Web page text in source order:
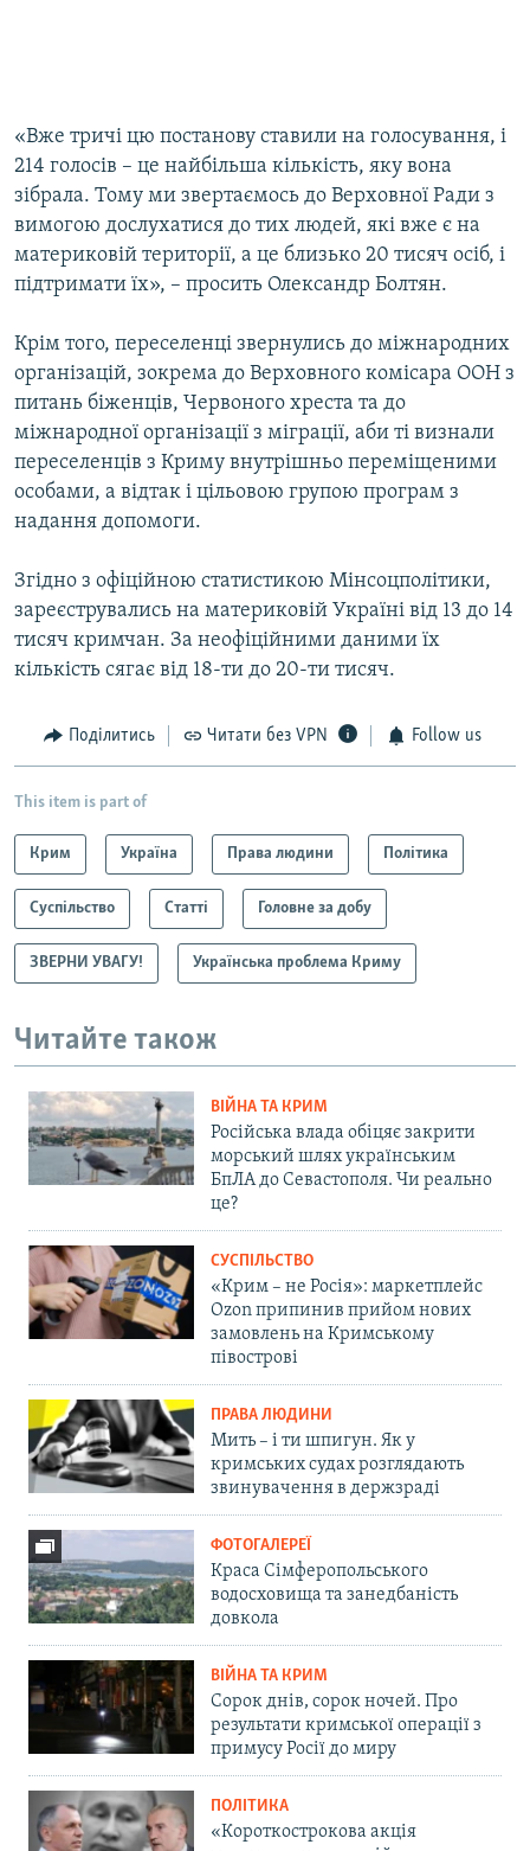
«Вже тричі цю постанову ставили на голосування, і
214 голосів – це найбільша кількість, яку вона
зібрала. Тому ми звертаємось до Верховної Ради з
вимогою дослухатися до тих людей, які вже є на
материковій території, а це близько 20 тисяч осіб, і
підтримати їх», – просить Олександр Болтян.
Крім того, переселенці звернулись до міжнародних
організацій, зокрема до Верховного комісара ООН з
питань біженців, Червоного хреста та до
міжнародної організації з міграції, аби ті визнали
переселенців з Криму внутрішньо переміщеними
особами, а відтак і цільовою групою програм з
надання допомоги.
Згідно з офіційною статистикою Мінсоцполітики,
зареєструвались на материковій Україні від 13 до 14
тисяч кримчан. За неофіційними даними їх
кількість сягає від 18-ти до 20-ти тисяч.
Поділитись Читати без VPN Follow us
This item is part of
Крим Україна Права людини Політика
Суспільство Статті Головне за добу
ЗВЕРНИ УВАГУ! Українська проблема Криму
Читайте також
ВІЙНА ТА КРИМ
Російська влада обіцяє закрити
морський шлях українським
БпЛА до Севастополя. Чи реально
це?
СУСПІЛЬСТВО
«Крим – не Росія»: маркетплейс
Ozon припинив прийом нових
замовлень на Кримському
півострові
ПРАВА ЛЮДИНИ
Мить – і ти шпигун. Як у
кримських судах розглядають
звинувачення в держзраді
ФОТОГАЛЕРЕЇ
Краса Сімферопольського
водосховища та занедбаність
довкола
ВІЙНА ТА КРИМ
Сорок днів, сорок ночей. Про
результати кримської операції з
примусу Росії до миру
ПОЛІТИКА
«Короткострокова акція